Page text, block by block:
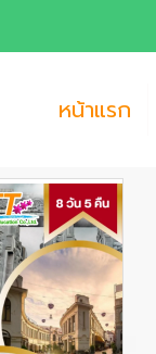
หน้าแรก